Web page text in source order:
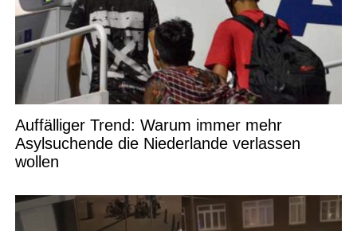
Auffälliger Trend: Warum immer mehr
Asylsuchende die Niederlande verlassen
wollen